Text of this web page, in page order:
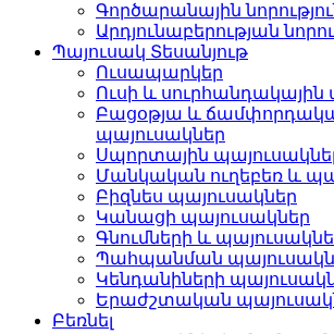
Գործարանային
Արդյունաբերության
Պայուսակ Տեսանյութ
Ուսապարկեր
Ուսի և սուրհանդակային
Բացօթյա և
պայուսակներ
Սպորտային
Մանկական ուղեբեռ և
Բիզնես պայուսակներ
Կանացի պայուսակներ
Գնումների և
Պահպանման
Կենդանիների
Երաժշտական
Բեռնել